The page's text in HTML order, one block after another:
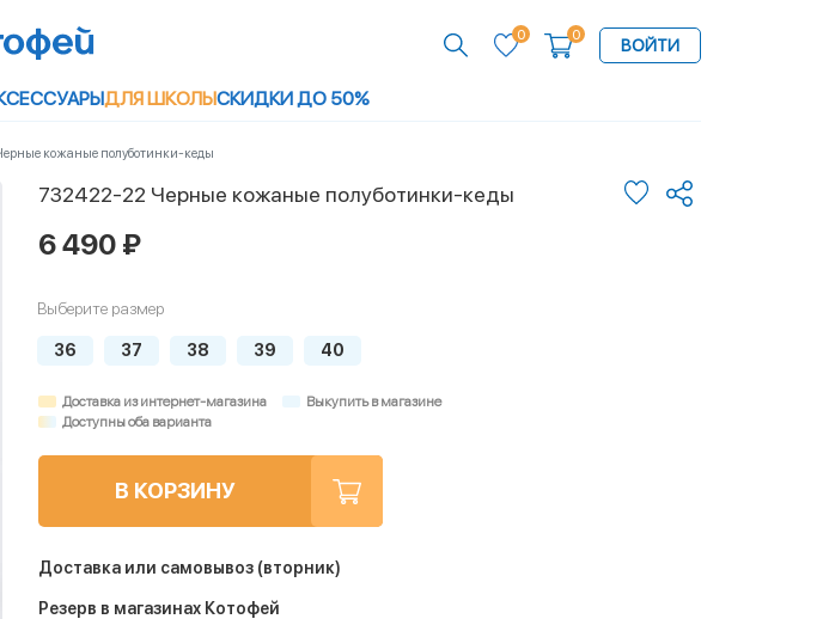
0 0
ВОЙТИ
ДЛЯ ШКОЛЫСКИДКИ ДО 50%
кожаные полуботинки-кеды
732422-22 Черные кожаные полуботинки-кеды
6 490 ₽
Выберите размер
36 37 38 39 40
Доставка из интернет-магазина
Выкупить в магазине
Доступны оба варианта
В КОРЗИНУ
Доставка или самовывоз (вторник)
Резерв в магазинах Котофей